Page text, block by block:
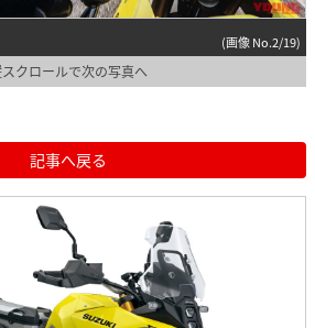
(画像 No.2/19)
クロールで次の写真へ
記事へ戻る